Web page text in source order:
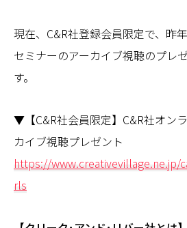
現在、C&R社登録会員限定で、昨
セミナーのアーカイブ視聴のプレ
す。
▼【C&R社会員限定】C&R社オン
カイブ視聴プレゼント
https://
rls